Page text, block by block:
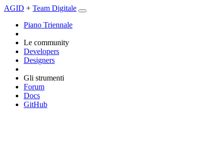
AGID + Team Digitale
Piano Triennale
Le community
Developers
Designers
Gli strumenti
Forum
Docs
GitHub